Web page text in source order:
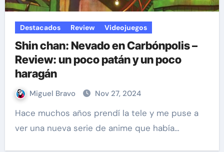
Destacados Review Videojuegos
Shin chan: Nevado en Carbónpolis –
Review: un poco patán y un poco
haragán
Miguel Bravo Nov 27, 2024
Hace muchos años prendí la tele y me puse a
ver una nueva serie de anime que había…